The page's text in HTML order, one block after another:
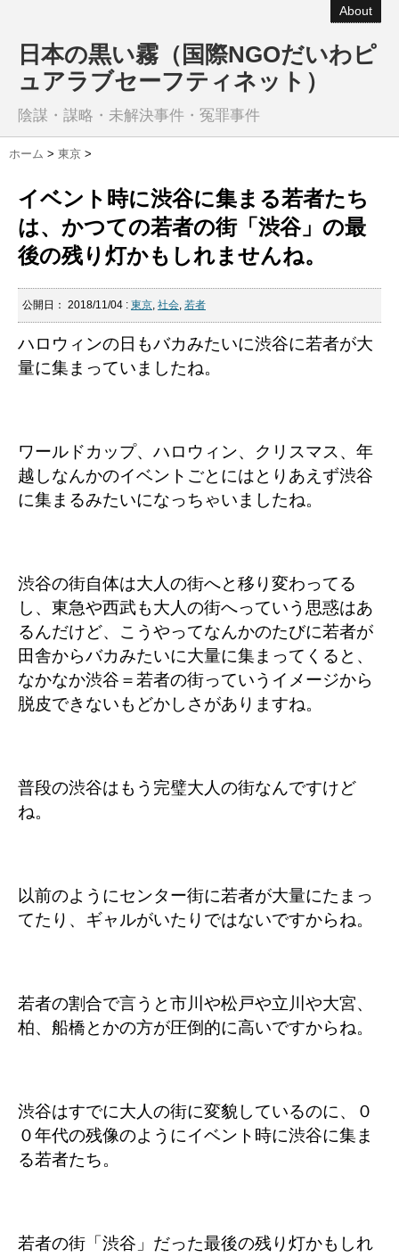
About
日本の黒い霧（国際NGOだいわピ
ュアラブセーフティネット）
陰謀・謀略・未解決事件・冤罪事件
ホーム > 東京 >
イベント時に渋谷に集まる若者たち
は、かつての若者の街「渋谷」の最
後の残り灯かもしれませんね。
公開日： 2018/11/04 : 東京, 社会, 若者
ハロウィンの日もバカみたいに渋谷に若者が大
量に集まっていましたね。
ワールドカップ、ハロウィン、クリスマス、年
越しなんかのイベントごとにはとりあえず渋谷
に集まるみたいになっちゃいましたね。
渋谷の街自体は大人の街へと移り変わってる
し、東急や西武も大人の街へっていう思惑はあ
るんだけど、こうやってなんかのたびに若者が
田舎からバカみたいに大量に集まってくると、
なかなか渋谷＝若者の街っていうイメージから
脱皮できないもどかしさがありますね。
普段の渋谷はもう完璧大人の街なんですけど
ね。
以前のようにセンター街に若者が大量にたまっ
てたり、ギャルがいたりではないですからね。
若者の割合で言うと市川や松戸や立川や大宮、
柏、船橋とかの方が圧倒的に高いですからね。
渋谷はすでに大人の街に変貌しているのに、０
０年代の残像のようにイベント時に渋谷に集ま
る若者たち。
若者の街「渋谷」だった最後の残り灯かもしれ